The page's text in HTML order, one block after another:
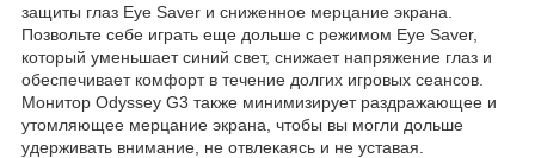
защиты глаз Eye Saver и сниженное мерцание экрана.
Позвольте себе играть еще дольше с режимом Eye Saver,
который уменьшает синий свет, снижает напряжение глаз и
обеспечивает комфорт в течение долгих игровых сеансов.
Монитор Odyssey G3 также минимизирует раздражающее и
утомляющее мерцание экрана, чтобы вы могли дольше
удерживать внимание, не отвлекаясь и не уставая.